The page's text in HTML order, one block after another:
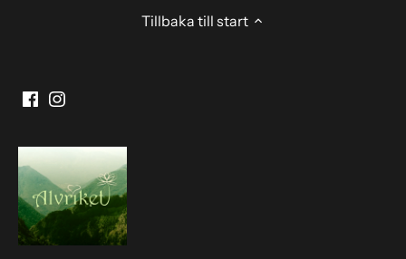
Tillbaka till start